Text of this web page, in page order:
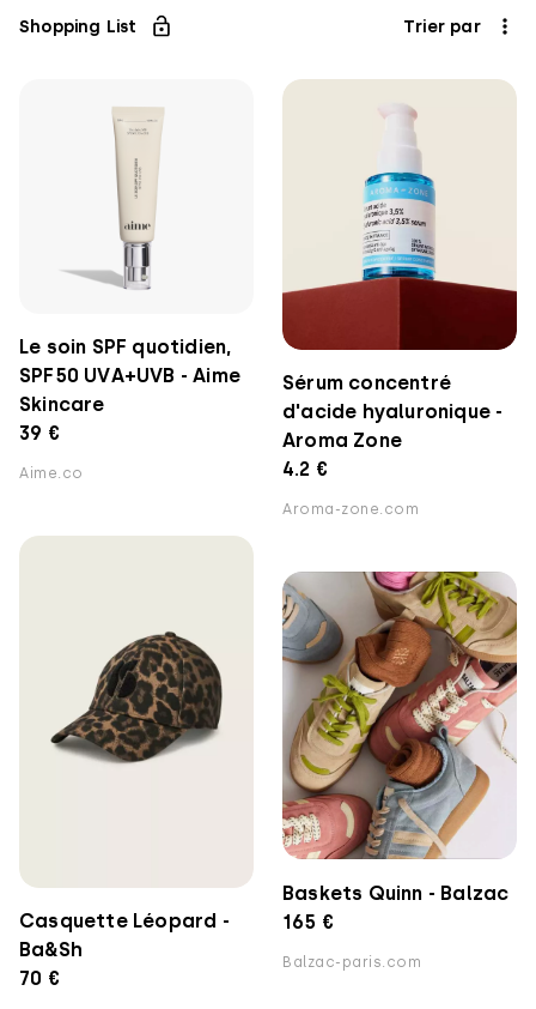
Shopping List Trier par
Le soin SPF quotidien,
SPF50 UVA+UVB - Aime
Skincare
39 €
Aime.co
Sérum concentré
d'acide hyaluronique -
Aroma Zone
4.2 €
Aroma-zone.com
Casquette Léopard -
Ba&Sh
70 €
Baskets Quinn - Balzac
165 €
Balzac-paris.com